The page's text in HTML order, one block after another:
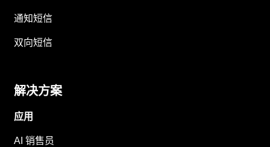
通知短信
双向短信
解决方案
应用
AI 销售员